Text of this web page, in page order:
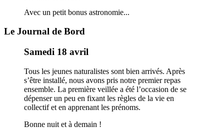
Avec un petit bonus astronomie...
Le Journal de Bord
Samedi 18 avril
Tous les jeunes naturalistes sont bien arrivés. Après
s’être installé, nous avons pris notre premier repas
ensemble. La première veillée a été l’occasion de se
dépenser un peu en fixant les règles de la vie en
collectif et en apprenant les prénoms.
Bonne nuit et à demain !